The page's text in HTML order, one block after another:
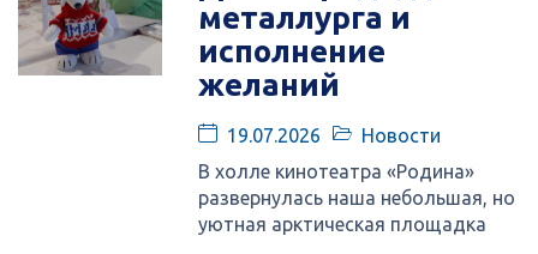
металлурга и
исполнение
желаний
19.07.2026
Новости
В холле кинотеатра «Родина»
развернулась наша небольшая, но
уютная арктическая площадка